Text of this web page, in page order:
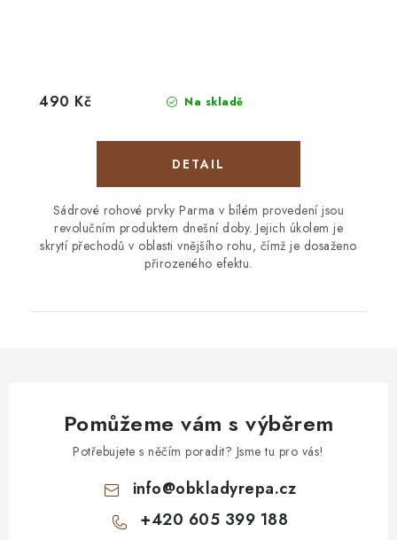
Na skladě
490 Kč
Sádrové rohové prvky Parma v bílém provedení jsou
revolučním produktem dnešní doby. Jejich úkolem je
skrytí přechodů v oblasti vnějšího rohu, čímž je dosaženo
přirozeného efektu.
Pomůžeme vám s výběrem
Potřebujete s něčím poradit? Jsme tu pro vás!
info@obkladyrepa.cz
+420 605 399 188